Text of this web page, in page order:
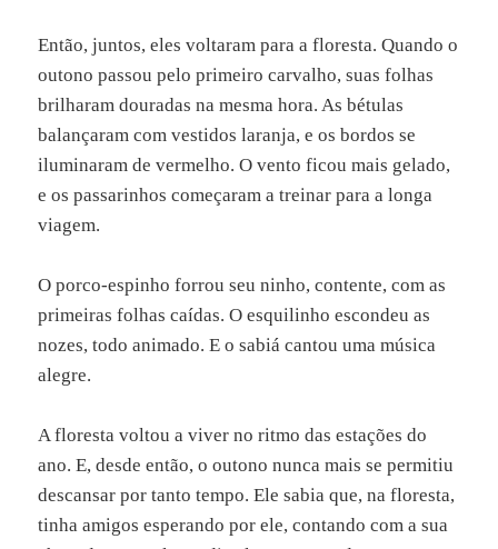
Então, juntos, eles voltaram para a floresta. Quando o
outono passou pelo primeiro carvalho, suas folhas
brilharam douradas na mesma hora. As bétulas
balançaram com vestidos laranja, e os bordos se
iluminaram de vermelho. O vento ficou mais gelado,
e os passarinhos começaram a treinar para a longa
viagem.
O porco-espinho forrou seu ninho, contente, com as
primeiras folhas caídas. O esquilinho escondeu as
nozes, todo animado. E o sabiá cantou uma música
alegre.
A floresta voltou a viver no ritmo das estações do
ano. E, desde então, o outono nunca mais se permitiu
descansar por tanto tempo. Ele sabia que, na floresta,
tinha amigos esperando por ele, contando com a sua